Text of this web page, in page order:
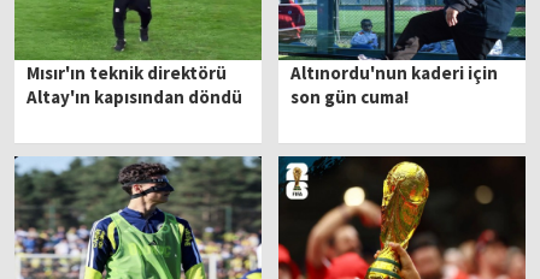
Mısır'ın teknik direktörü
Altay'ın kapısından döndü
Altınordu'nun kaderi için
son gün cuma!